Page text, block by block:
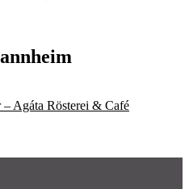
Agáta Rösterei & Café